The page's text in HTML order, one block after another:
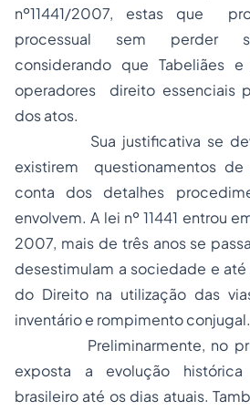
nº11441/2007, estas que
processual sem perder
considerando que Tabeliães
operadores direito essenciais
dos atos.
Sua justificativa se deve
existirem questionamentos
conta dos detalhes
envolvem. A lei nº 11441 entrou
2007, mais de três anos se
desestimulam a sociedade e
do Direito na utilização das
inventárioe rompimento conjugal.
Preliminarmente, no
exposta a evolução
brasileiro até os dias atuais.